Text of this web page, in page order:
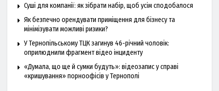
Суші для компанії: як зібрати набір, щоб усім сподобалося
Як безпечно орендувати приміщення для бізнесу та
мінімізувати можливі ризики?
У Тернопільському ТЦК загинув 46-річний чоловік:
оприлюднили фрагмент відео інциденту
«Думала, що ще й сумки будуть»: відеозапис у справі
«кришування» порноофісів у Тернополі